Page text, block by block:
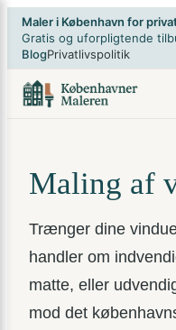
Spring
indhold
Maler i København for
Gratis og uforpligtende
BlogPrivatlivspolitik
Maling af
Trænger dine
handler om
matte, eller
mod det